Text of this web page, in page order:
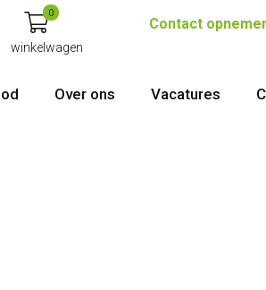
0
winkelwagen
Contact
Over ons Vacatures